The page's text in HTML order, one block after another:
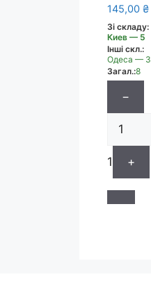
145,00 ₴
Зі складу:
Киев — 5
Інші скл.:
Одеса — 3
Загал.:8
−
1 +